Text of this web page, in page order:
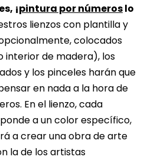
¡pintura por númeroslo
lienzos con plantilla y
colocados
interior de madera), los
y los pinceles harán que
en nada a la hora de
En el lienzo, cada
a un color específico,
a crear una obra de arte
la de los artistas